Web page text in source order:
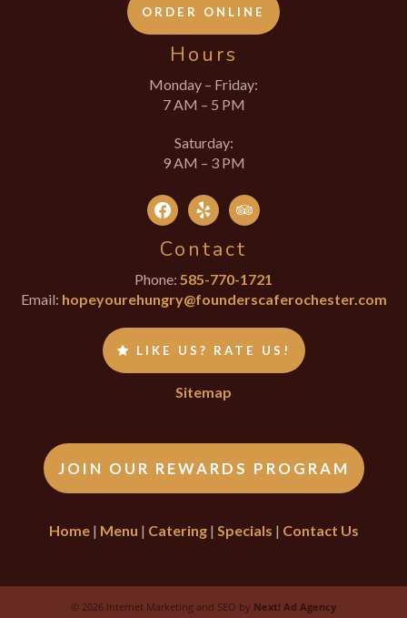
ORDER ONLINE
Hours
Monday – Friday:
7 AM – 5 PM
Saturday:
9 AM – 3 PM
facebookyelp tripadvisor
Contact
Phone: 585-770-1721
Email: hopeyourehungry@founderscaferochester.com
LIKE US? RATE US!
Sitemap
JOIN OUR REWARDS PROGRAM
Home| Menu | Catering| Specials | Contact Us
© 2026 Internet Marketing and SEO by Next! Ad Agency